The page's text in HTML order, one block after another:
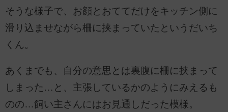
そうな様子で、お顔とおててだけをキッチン側に
滑り込ませながら柵に挟まっていたというだいち
くん。
あくまでも、自分の意思とは裏腹に柵に挟まって
しまった…と、主張しているかのようにみえるも
のの…飼い主さんにはお見通しだった模様。